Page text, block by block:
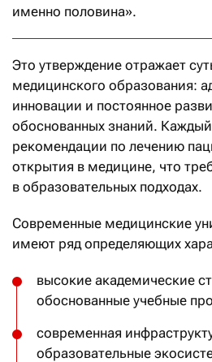
именно половина».
Это утверждение отражает
медицинского образования:
инновации и постоянное
обоснованных знаний.
рекомендации по лечению
открытия в медицине, что
в образовательных подходах.
Современные медицинские
имеют ряд определяющих
высокие академические
обоснованные учебные
современная
образовательные